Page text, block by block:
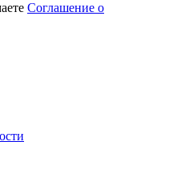
Соглашение о